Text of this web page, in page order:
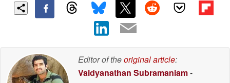
Editor of theoriginal article:
Vaidyanathan Subramaniam-